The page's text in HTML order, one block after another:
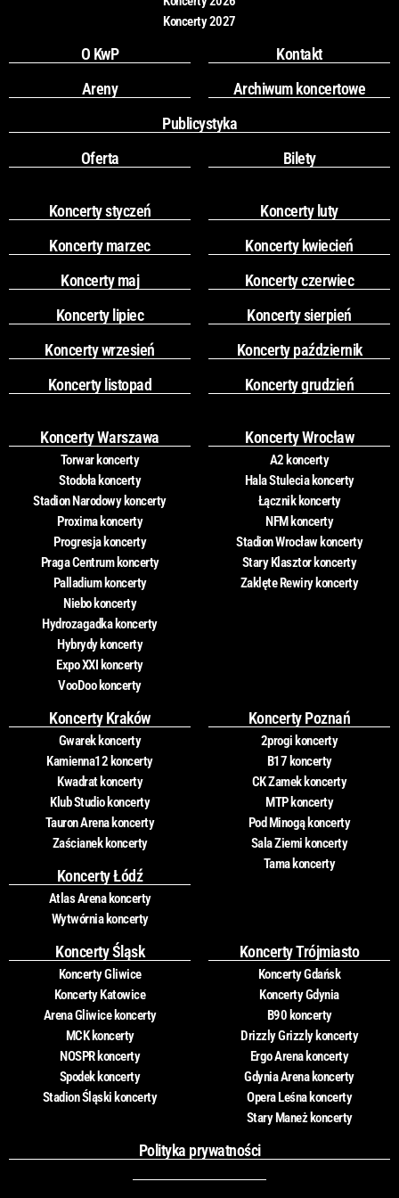
Koncerty 2027
O KwP
Kontakt
Areny
Archiwum koncertowe
Publicystyka
Oferta
Bilety
Koncerty styczeń
Koncerty luty
Koncerty marzec
Koncerty kwiecień
Koncerty maj
Koncerty czerwiec
Koncerty lipiec
Koncerty sierpień
Koncerty wrzesień
Koncerty październik
Koncerty listopad
Koncerty grudzień
Koncerty Warszawa
Torwar koncerty
Stodoła koncerty
Stadion Narodowy koncerty
Proxima koncerty
Progresja koncerty
Praga Centrum koncerty
Palladium koncerty
Niebo koncerty
Hydrozagadka koncerty
Hybrydy koncerty
Expo XXI koncerty
VooDoo koncerty
Koncerty Wrocław
A2 koncerty
Hala Stulecia koncerty
Łącznik koncerty
NFM koncerty
Stadion Wrocław koncerty
Stary Klasztor koncerty
Zaklęte Rewiry koncerty
Koncerty Kraków
Gwarek koncerty
Kamienna12 koncerty
Kwadrat koncerty
Klub Studio koncerty
Tauron Arena koncerty
Zaścianek koncerty
Koncerty Łódź
Atlas Arena koncerty
Wytwórnia koncerty
Koncerty Poznań
2progi koncerty
B17 koncerty
CK Zamek koncerty
MTP koncerty
Pod Minogą koncerty
Sala Ziemi koncerty
Tama koncerty
Koncerty Śląsk
Koncerty Gliwice
Koncerty Katowice
Arena Gliwice koncerty
MCK koncerty
NOSPR koncerty
Spodek koncerty
Stadion Śląski koncerty
Koncerty Trójmiasto
Koncerty Gdańsk
Koncerty Gdynia
B90 koncerty
Drizzly Grizzly koncerty
Ergo Arena koncerty
Gdynia Arena koncerty
Opera Leśna koncerty
Stary Maneż koncerty
Polityka prywatności